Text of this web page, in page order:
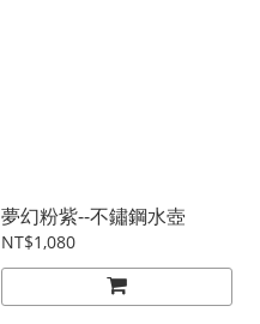
夢幻粉紫--不鏽鋼水壺
NT$1,080